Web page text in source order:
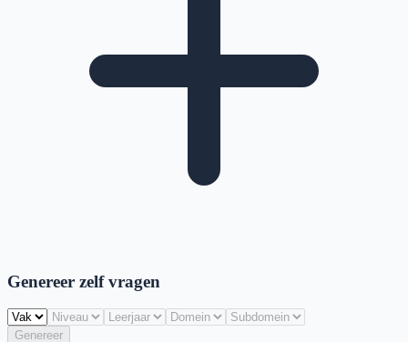
Genereer zelf vragen
Genereer